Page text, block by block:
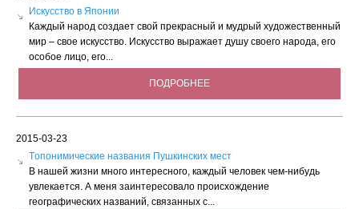
Искусство в Японии
Каждый народ создает свой прекрасный и мудрый художественный
мир – свое искусство. Искусство выражает душу своего народа, его
особое лицо, его...
ПОДРОБНЕЕ
2015-03-23
Tопонимические названия Пушкинских мест
В нашей жизни много интересного, каждый человек чем-нибудь
увлекается. А меня заинтересовало происхождение
географических названий, связанных с...